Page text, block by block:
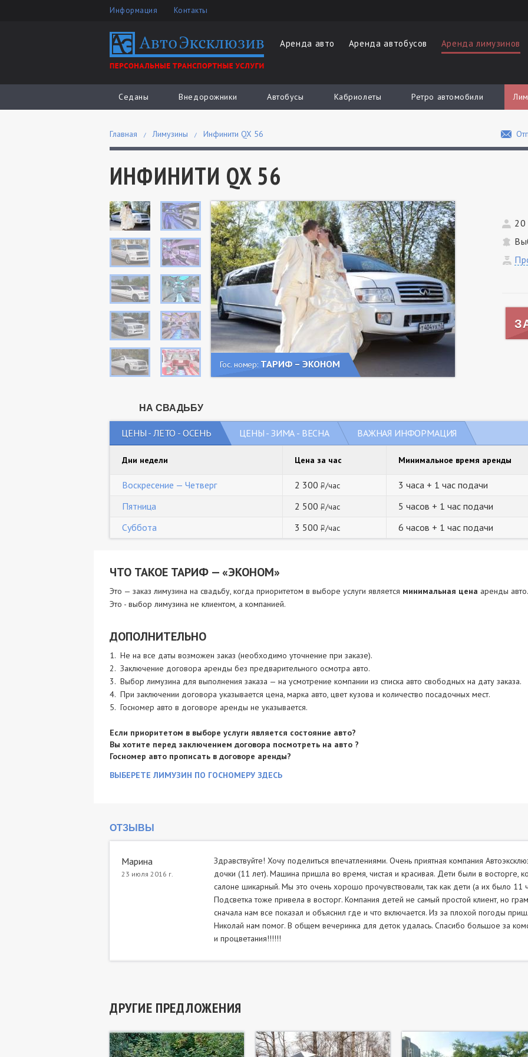
Информация Контакты
Аренда авто Аренда автобусов Аренда лимузинов
Седаны Внедорожники Автобусы Кабриолеты Ретро автомобили
Главная Лимузины Инфинити QX 56
ИНФИНИТИ QX 56
Гос. номер: ТАРИФ – ЭКОНОМ
20
НА СВАДЬБУ
ЦЕНЫ - ЛЕТО - ОСЕНЬ ЦЕНЫ - ЗИМА - ВЕСНА ВАЖНАЯ ИНФОРМАЦИЯ
Дни недели Цена за час Минимальное время аренды
Воскресение — Четверг 2 300 руб.
/час
3 часа + 1 час подачи
Пятница
2 500 руб.
/час
5 часов + 1 час подачи
Суббота
3 500 руб.
/час 6 часов + 1 час подачи
ЧТО ТАКОЕ ТАРИФ — «ЭКОНОМ»
Это — заказ лимузина на свадьбу, когда приоритетом в выборе услуги является минимальная цена аренды авто.
Это - выбор лимузина не клиентом, а компанией.
ДОПОЛНИТЕЛЬНО
1. Не на все даты возможен заказ (необходимо уточнение при заказе).
2. Заключение договора аренды без предварительного осмотра авто.
3. Выбор лимузина для выполнения заказа — на усмотрение компании из списка авто свободных на дату заказа.
4. При заключении договора указывается цена, марка авто, цвет кузова и количество посадочных мест.
5. Госномер авто в договоре аренды не указывается.
Если приоритетом в выборе услуги является состояние авто?
Вы хотите перед заключением договора посмотреть на авто ?
Госномер авто прописать в договоре аренды?
ВЫБЕРЕТЕ ЛИМУЗИН ПО ГОСНОМЕРУ ЗДЕСЬ
ОТЗЫВЫ
Марина
23 июля 2016 г.
Здравствуйте! Хочу поделиться впечатлениями. Очень приятная компания
дочки (11 лет). Машина пришла во время, чистая и красивая. Дети были в восторге,
салоне шикарный. Мы это очень хорошо прочувствовали, так как дети (а их было 11
Подсветка тоже привела в восторг. Компания детей не самый простой клиент, но
сначала нам все показал и объяснил где и что включается. Из за плохой погоды
Николай нам помог. В общем вечеринка для деток удалась. Спасибо большое за
и процветания!!!!!!
ДРУГИЕ ПРЕДЛОЖЕНИЯ